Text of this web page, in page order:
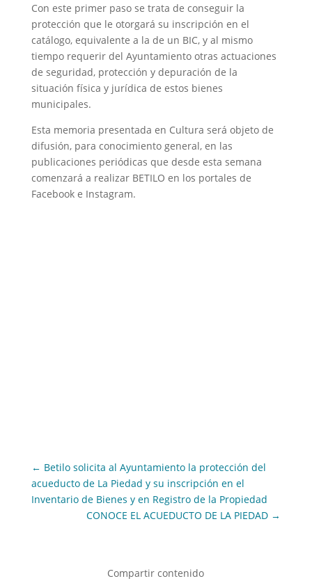
Con este primer paso se trata de conseguir la
protección que le otorgará su inscripción en el
catálogo, equivalente a la de un BIC, y al mismo
tiempo requerir del Ayuntamiento otras actuaciones
de seguridad, protección y depuración de la
situación física y jurídica de estos bienes
municipales.
Esta memoria presentada en Cultura será objeto de
difusión, para conocimiento general, en las
publicaciones periódicas que desde esta semana
comenzará a realizar BETILO en los portales de
Facebook e Instagram.
← Betilo solicita al Ayuntamiento la protección del
acueducto de La Piedad y su inscripción en el
Inventario de Bienes y en Registro de la Propiedad
CONOCE EL ACUEDUCTO DE LA PIEDAD →
Compartir contenido